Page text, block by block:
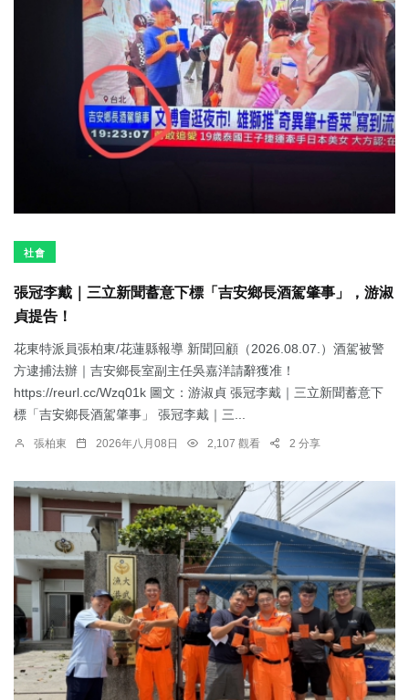
社會
張冠李戴｜三立新聞蓄意下標「吉安鄉長酒駕肇事」，游淑
貞提告！
花東特派員張柏東/花蓮縣報導 新聞回顧（2026.08.07.）酒駕被警
方逮捕法辦｜吉安鄉長室副主任吳嘉洋請辭獲准！
https://reurl.cc/Wzq01k 圖文：游淑貞 張冠李戴｜三立新聞蓄意下
標「吉安鄉長酒駕肇事」 張冠李戴｜三...
張柏東 2026年八月08日 2,107 觀看 2 分享